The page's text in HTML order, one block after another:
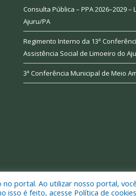
Consulta Pública – PPA 2026–2029 –
Ajuru/PA
Regimento Interno da 13ª
Assistência Social de Limoeiro do
3ª Conferência Municipal de Meio
Limoeiro do Ajuru.
portal. Ao utilizar nosso portal,
isso é feito, acesse Política de